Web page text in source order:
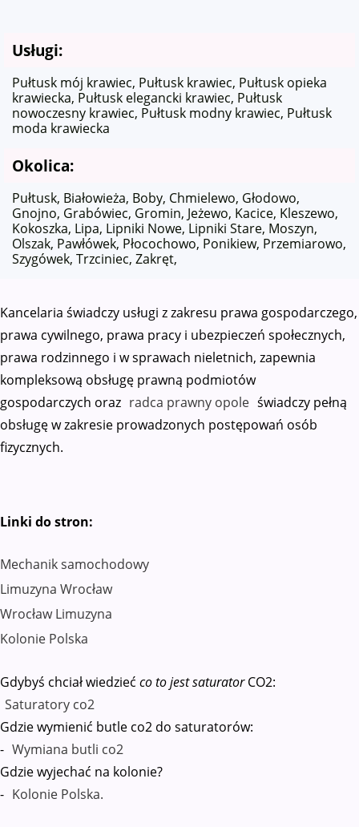
Usługi:
Pułtusk mój krawiec, Pułtusk krawiec, Pułtusk opieka
krawiecka, Pułtusk elegancki krawiec, Pułtusk
nowoczesny krawiec, Pułtusk modny krawiec, Pułtusk
moda krawiecka
Okolica:
Pułtusk, Białowieża, Boby, Chmielewo, Głodowo,
Gnojno, Grabówiec, Gromin, Jeżewo, Kacice, Kleszewo,
Kokoszka, Lipa, Lipniki Nowe, Lipniki Stare, Moszyn,
Olszak, Pawłówek, Płocochowo, Ponikiew, Przemiarowo,
Szygówek, Trzciniec, Zakręt,
Kancelaria świadczy usługi z zakresu prawa gospodarczego,
prawa cywilnego, prawa pracy i ubezpieczeń społecznych,
prawa rodzinnego i w sprawach nieletnich, zapewnia
kompleksową obsługę prawną podmiotów
gospodarczych oraz radca prawny opole świadczy pełną
obsługę w zakresie prowadzonych postępowań osób
fizycznych.
Linki do stron:
Mechanik samochodowy
Limuzyna Wrocław
Wrocław Limuzyna
Kolonie Polska
Gdybyś chciał wiedzieć co to jest saturatorCO2:
Saturatory co2
Gdzie wymienić butle co2 do saturatorów:
- Wymiana butli co2
Gdzie wyjechać na kolonie?
- Kolonie Polska.